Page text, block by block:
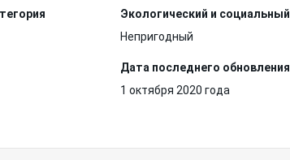
Экологический и
Непригодный
Дата последнего обновления
1 октября 2020 года